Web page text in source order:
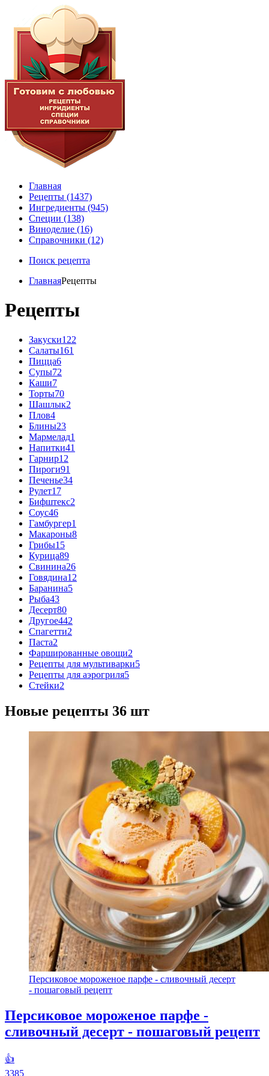
Главная
Рецепты (1437)
Ингредиенты (945)
Специи (138)
Виноделие (16)
Справочники (12)
Поиск рецепта
ГлавнаяРецепты
Рецепты
Закуски122
Салаты161
Пицца6
Супы72
Каши7
Торты70
Шашлык2
Плов4
Блины23
Мармелад1
Напитки41
Гарнир12
Пироги91
Печенье34
Рулет17
Бифштекс2
Соус46
Гамбургер1
Макароны8
Грибы15
Курица89
Свинина26
Говядина12
Баранина5
Рыба43
Десерт80
Другое442
Спагетти2
Паста2
Фаршированные овощи2
Рецепты для мультиварки5
Рецепты для аэрогриля5
Стейки2
Новые рецепты 36 шт
Персиковое мороженое парфе - сливочный десерт
- пошаговый рецепт
Персиковое мороженое парфе -
сливочный десерт - пошаговый рецепт
👍
3385